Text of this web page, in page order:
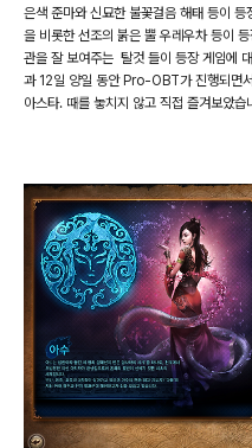
은색 준마와 신묘한 불꽃걸음 해태 등이
을 비롯한 선조의 붉은 뿔 우레우차 등이
관을 잘 보여주는 탈것 들이 등장 게임에
과12일 양일 동안Pro-OBT가 진행되면
아스타. 때를 놓치지 않고 직접 즐겨보았습